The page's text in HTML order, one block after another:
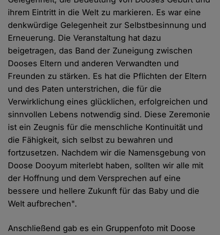
ihrem Eintritt in die Welt zu markieren. Es war eine
denkwürdige Gelegenheit zur Selbstbesinnung und
Erneuerung. Die Veranstaltung hat dazu
beigetragen, das Band der Zuneigung zwischen
Dooses Eltern und anderen Verwandten und
Freunden zu stärken. Es hat die Pflichten der Eltern
und des Paten unterstrichen, die für die
Verwirklichung eines glücklichen, erfolgreichen und
sinnvollen Lebens notwendig sind. Diese Zeremonie
ist ein Zeugnis für die menschliche Kontinuität und
die Fähigkeit, sich selbst zu bewahren und
fortzusetzen. Nachdem wir die Namensgebung von
Doose Dooyum miterlebt haben, sollten wir alle mit
der Hoffnung und dem Versprechen auf eine
bessere und hellere Zukunft für das Baby und die
Welt aufbrechen".
Anschließend gab es ein Gruppenfoto mit Doose